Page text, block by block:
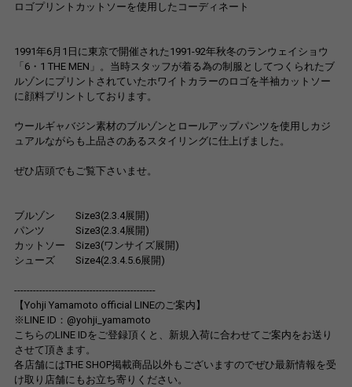
ロゴプリントカットソーを使用したコーディネート
1991年6月1日に東京で開催された1991-92年秋冬のランウェイショウ
「6・1 THE MEN」。当時スタッフが着る為の制服としてつくられたブ
ルゾンにプリントされていたホワイトカラーのロゴを半袖カットソー
に顔料プリントしております。
ウールギャバジン素材のブルゾンとロールアップパンツを使用しカジ
ュアルながらも上品さのあるスタイリングに仕上げました。
ぜひ店頭でもご覧下さいませ。
ブルゾン Size3(2.3.4展開)
パンツ Size3(2.3.4展開)
カットソー Size3(ワンサイズ展開)
シューズ Size4(2.3.4.5.6展開)
---------------------------------------------
【Yohji Yamamoto official LINEのご案内】
※LINE ID：@yohji_yamamoto
こちらのLINE IDをご登録頂くと、新規入荷に合わせてご案内をお送り
させて頂きます。
各店舗にはTHE SHOP掲載商品以外もございますのでぜひ最新情報を受
け取り店舗にもお立ち寄りください。